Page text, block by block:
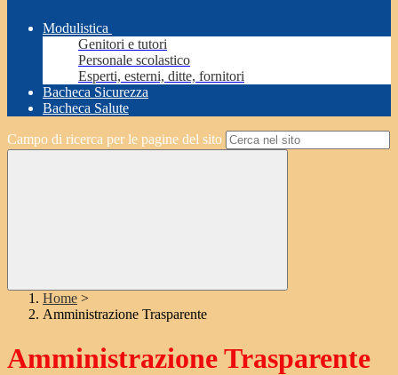
Modulistica
Genitori e tutori
Personale scolastico
Esperti, esterni, ditte, fornitori
Bacheca Sicurezza
Bacheca Salute
Campo di ricerca per le pagine del sito
Home >
Amministrazione Trasparente
Amministrazione Trasparente